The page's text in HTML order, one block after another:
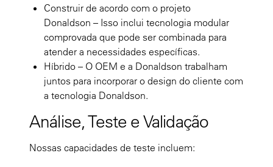
Construir de acordo com o projeto
Donaldson – Isso inclui tecnologia modular
comprovada que pode ser combinada para
atender a necessidades específicas.
Híbrido – O OEM e a Donaldson trabalham
juntos para incorporar o design do cliente com
a tecnologia Donaldson.
Análise, Teste e Validação
Nossas capacidades de teste incluem: